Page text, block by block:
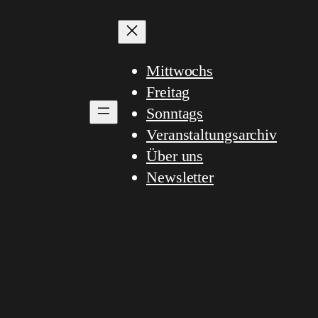
Mittwochs
Freitag
Sonntags
Veranstaltungsarchiv
Über uns
Newsletter